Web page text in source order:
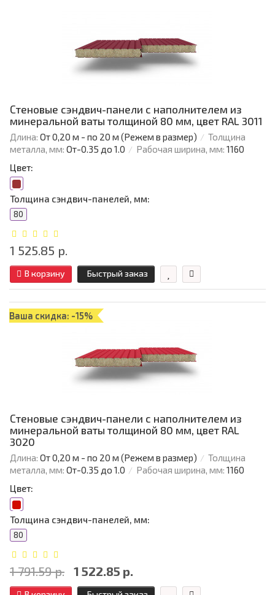
Стеновые сэндвич-панели с наполнителем из
минеральной ваты толщиной 80 мм, цвет RAL 3011
Длина: От 0,20 м - по 20 м (Режем в размер)
Толщина
металла, мм: От-0.35 до 1.0 Рабочая ширина, мм: 1160
Цвет:
Толщина сэндвич-панелей, мм:
80
1 525.85 р.
В корзину Быстрый заказ
Ваша скидка: -15%
Стеновые сэндвич-панели с наполнителем из
минеральной ваты толщиной 80 мм, цвет RAL
3020
Длина: От 0,20 м - по 20 м (Режем в размер)
Толщина
металла, мм: От-0.35 до 1.0 Рабочая ширина, мм: 1160
Цвет:
Толщина сэндвич-панелей, мм:
80
1 791.59 р. 1 522.85 р.